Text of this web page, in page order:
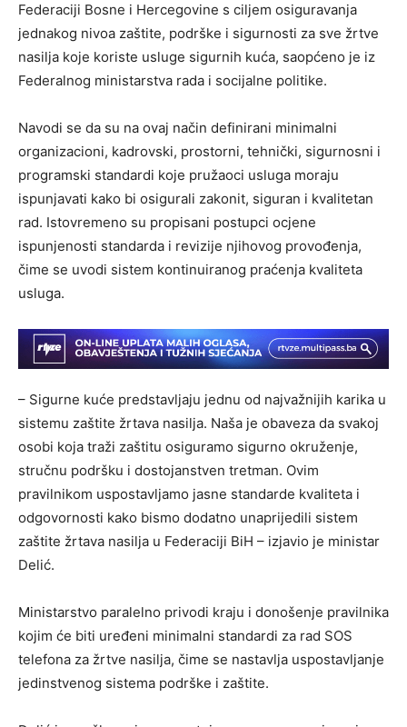
Federaciji Bosne i Hercegovine s ciljem osiguravanja
jednakog nivoa zaštite, podrške i sigurnosti za sve žrtve
nasilja koje koriste usluge sigurnih kuća, saopćeno je iz
Federalnog ministarstva rada i socijalne politike.
Navodi se da su na ovaj način definirani minimalni
organizacioni, kadrovski, prostorni, tehnički, sigurnosni i
programski standardi koje pružaoci usluga moraju
ispunjavati kako bi osigurali zakonit, siguran i kvalitetan
rad. Istovremeno su propisani postupci ocjene
ispunjenosti standarda i revizije njihovog provođenja,
čime se uvodi sistem kontinuiranog praćenja kvaliteta
usluga.
– Sigurne kuće predstavljaju jednu od najvažnijih karika u
sistemu zaštite žrtava nasilja. Naša je obaveza da svakoj
osobi koja traži zaštitu osiguramo sigurno okruženje,
stručnu podršku i dostojanstven tretman. Ovim
pravilnikom uspostavljamo jasne standarde kvaliteta i
odgovornosti kako bismo dodatno unaprijedili sistem
zaštite žrtava nasilja u Federaciji BiH – izjavio je ministar
Delić.
Ministarstvo paralelno privodi kraju i donošenje pravilnika
kojim će biti uređeni minimalni standardi za rad SOS
telefona za žrtve nasilja, čime se nastavlja uspostavljanje
jedinstvenog sistema podrške i zaštite.